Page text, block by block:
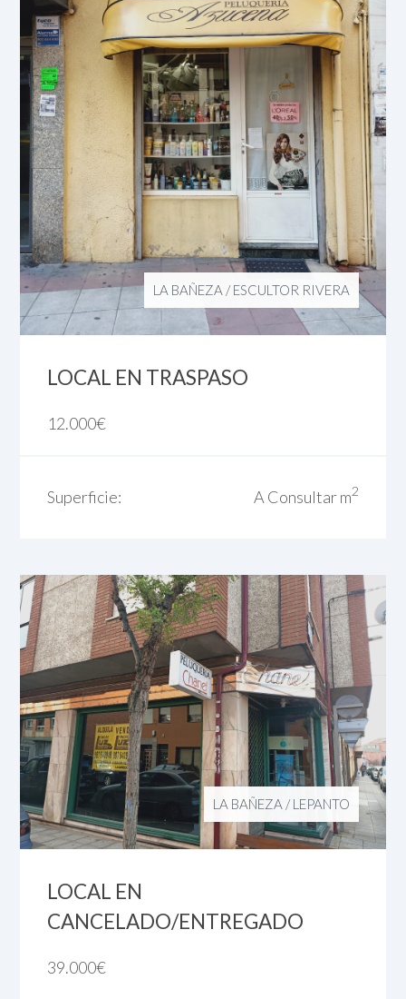
LA BAÑEZA /ESCULTOR RIVERA
LOCAL EN TRASPASO
12.000€
Superficie: A Consultar m2
LA BAÑEZA /LEPANTO
LOCAL EN
CANCELADO/ENTREGADO
39.000€